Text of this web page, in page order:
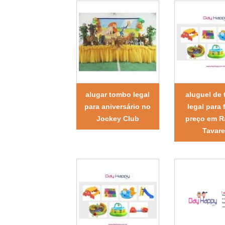
alugar tombo legal
para aniversário no
Jockey Club
aluguel de
legal para
preço em